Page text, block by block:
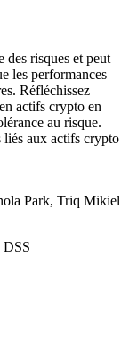
risques et peut
les performances
Réfléchissez
actifs crypto en
au risque.
liés aux actifs crypto
Park, Triq Mikiel